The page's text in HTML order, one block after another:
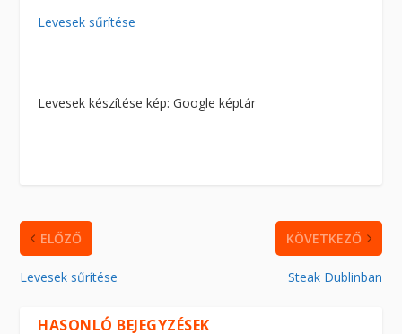
Levesek sűrítése
Levesek készítése kép: Google képtár
ELŐZŐ
Levesek sűrítése
KÖVETKEZŐ
Steak Dublinban
HASONLÓ BEJEGYZÉSEK